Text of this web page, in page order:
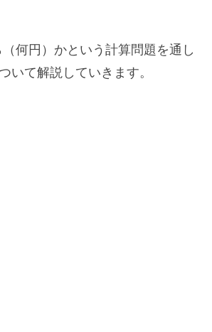
何円）かという計算問題を通し
いて解説していきます。